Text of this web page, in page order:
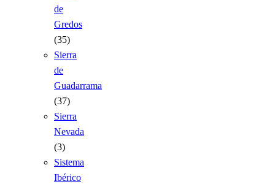
de
Gredos
(35)
Sierra
de
Guadarrama
(37)
Sierra
Nevada
(3)
Sistema
Ibérico